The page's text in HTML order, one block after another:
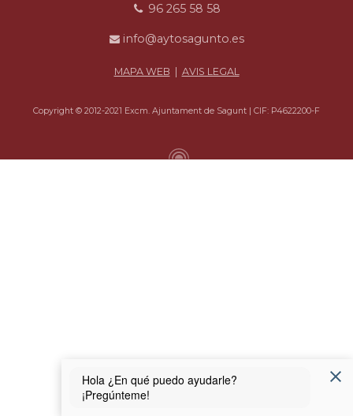
96 265 58 58
info@aytosagunto.es
MAPA WEB | AVIS LEGAL
Copyright © 2012-2021 Excm. Ajuntament de Sagunt | CIF: P4622200-F